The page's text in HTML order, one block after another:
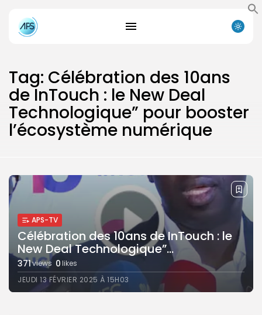
Search
Button
Tag: Célébration des 10ans
de InTouch : le New Deal
Technologique” pour booster
l’écosystème numérique
APS-TV
Célébration des 10ans de InTouch : le
New Deal Technologique”...
371views 0likes
JEUDI 13 FÉVRIER 2025 À 15H03